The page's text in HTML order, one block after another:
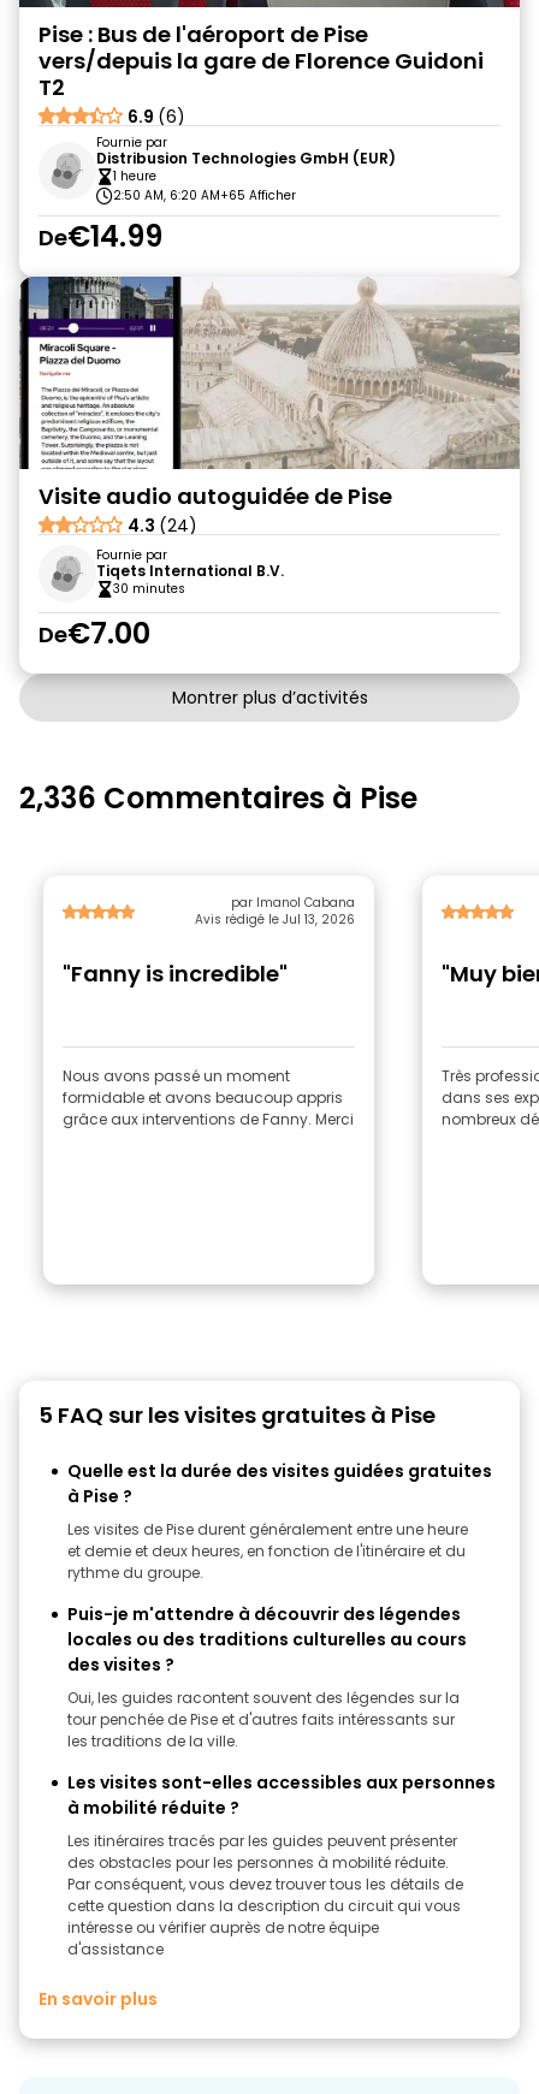
Pise : Bus de l'aéroport de Pise
vers/depuis la gare de Florence Guidoni
T2
6.9 (6)
Fournie par
Distribusion Technologies GmbH (EUR)
1 heure
2:50 AM, 6:20 AM+65 Afficher
De€14.99
Visite audio autoguidée de Pise
4.3 (24)
Fournie par
Tiqets International B.V.
30 minutes
De€7.00
Montrer plus d’activités
2,336 Commentaires à Pise
par Imanol Cabana
Avis rédigé le Jul 13, 2026
"Fanny is incredible"
Nous avons passé un moment
formidable et avons beaucoup appris
grâce aux interventions de Fanny. Merci
"Muy
Très
dans ses
nombreux
5 FAQ sur les visites gratuites à Pise
Quelle est la durée des visites guidées gratuites
à Pise ?
Les visites de Pise durent généralement entre une heure
et demie et deux heures, en fonction de l'itinéraire et du
rythme du groupe.
Puis-je m'attendre à découvrir des légendes
locales ou des traditions culturelles au cours
des visites ?
Oui, les guides racontent souvent des légendes sur la
tour penchée de Pise et d'autres faits intéressants sur
les traditions de la ville.
Les visites sont-elles accessibles aux personnes
à mobilité réduite ?
Les itinéraires tracés par les guides peuvent présenter
des obstacles pour les personnes à mobilité réduite.
Par conséquent, vous devez trouver tous les détails de
cette question dans la description du circuit qui vous
intéresse ou vérifier auprès de notre équipe
d'assistance
En savoir plus